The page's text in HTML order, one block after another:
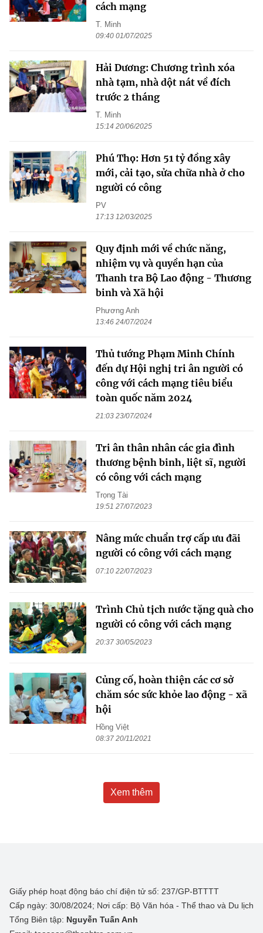
cách mạng
T. Minh
09:40 01/07/2025
Hải Dương: Chương trình xóa
nhà tạm, nhà dột nát về đích
trước 2 tháng
T. Minh
15:14 20/06/2025
Phú Thọ: Hơn 51 tỷ đồng xây
mới, cải tạo, sửa chữa nhà ở cho
người có công
PV
17:13 12/03/2025
Quy định mới về chức năng,
nhiệm vụ và quyền hạn của
Thanh tra Bộ Lao động - Thương
binh và Xã hội
Phương Anh
13:46 24/07/2024
Thủ tướng Phạm Minh Chính
đến dự Hội nghị tri ân người có
công với cách mạng tiêu biểu
toàn quốc năm 2024
21:03 23/07/2024
Tri ân thân nhân các gia đình
thương bệnh binh, liệt sĩ, người
có công với cách mạng
Trọng Tài
19:51 27/07/2023
Nâng mức chuẩn trợ cấp ưu đãi
người có công với cách mạng
07:10 22/07/2023
Trình Chủ tịch nước tặng quà cho
người có công với cách mạng
20:37 30/05/2023
Củng cố, hoàn thiện các cơ sở
chăm sóc sức khỏe lao động - xã
hội
Hồng Việt
08:37 20/11/2021
Xem thêm
Giấy phép hoạt động báo chí điện tử số: 237/GP-BTTTT
Cấp ngày: 30/08/2024; Nơi cấp: Bộ Văn hóa - Thể thao và Du lịch
Tổng Biên tập: Nguyễn Tuấn Anh